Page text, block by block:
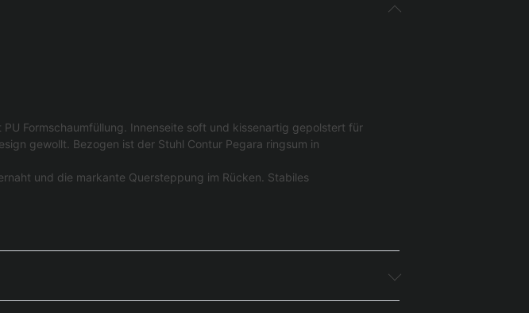
Formschaumfüllung. Innenseite soft und kissenartig gepolstert für
gewollt. Bezogen ist der Stuhl Contur Pegara ringsum in
und die markante Quersteppung im Rücken. Stabiles